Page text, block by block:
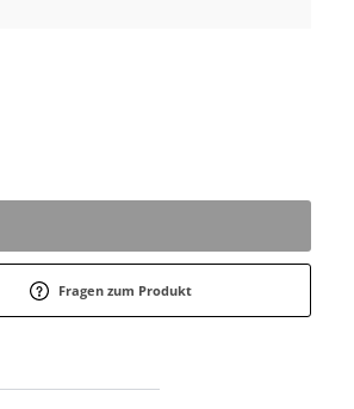
Fragen zum Produkt